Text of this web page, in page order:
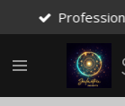
Hauptinhalt
springen